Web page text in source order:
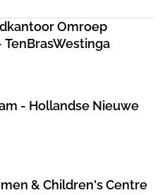
Omroep
TenBrasWestinga
- Hollandse Nieuwe
& Children's Centre